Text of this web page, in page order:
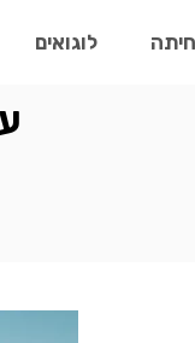
לוגואים